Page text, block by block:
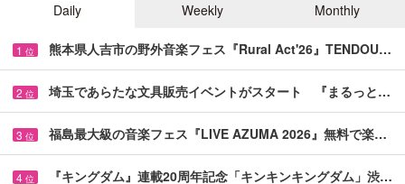
Daily
Weekly Monthly
1 位 熊本県人吉市の野外音楽フェス『Rural Act'26』TENDOU…
2 位 埼玉であらたな文具販売イベントがスタート 『まるっと…
3 位 福島最大級の音楽フェス『LIVE AZUMA 2026』無料で楽…
4 位 『キングダム』連載20周年記念「キンキンキングダム」渋…